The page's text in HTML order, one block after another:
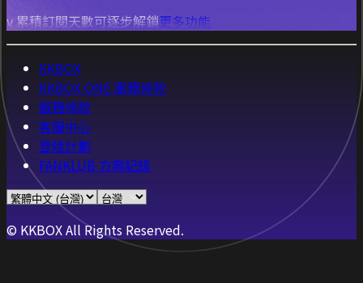
v 累積訂閱天數可逐步解鎖更多功能
KKBOX
KKBOX ONE 服務條款
服務條款
客服中心
登陸計劃
FANKLUB 方案紀錄
© KKBOX All Rights Reserved.